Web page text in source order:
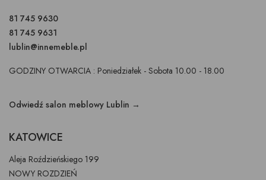
81 745 9630
81 745 9631
lublin@innemeble.pl
GODZINY OTWARCIA : Poniedziałek - Sobota 10.00 - 18.00
Odwiedź salon meblowy Lublin →
KATOWICE
Aleja Roździeńskiego 199
NOWY ROZDZIEŃ